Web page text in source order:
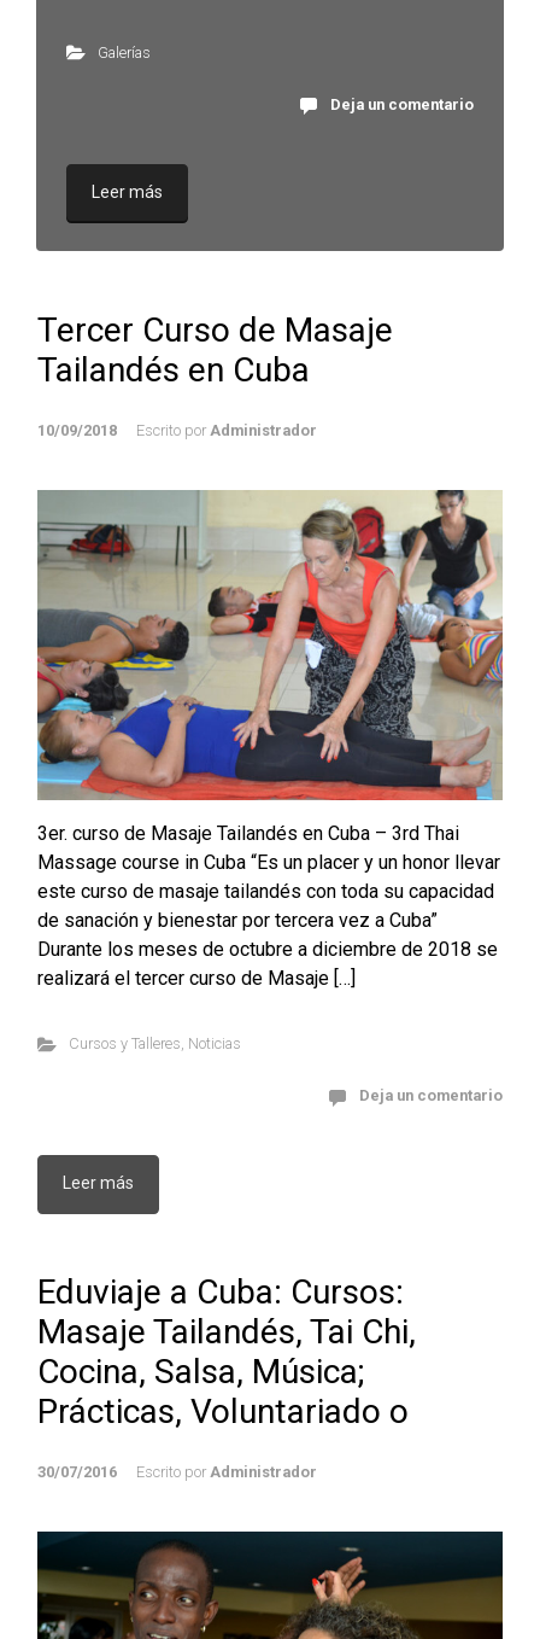
Galerías
Deja un comentario
Leer más
Tercer Curso de Masaje
Tailandés en Cuba
10/09/2018 Escrito por Administrador
3er. curso de Masaje Tailandés en Cuba – 3rd Thai
Massage course in Cuba “Es un placer y un honor llevar
este curso de masaje tailandés con toda su capacidad
de sanación y bienestar por tercera vez a Cuba”
Durante los meses de octubre a diciembre de 2018 se
realizará el tercer curso de Masaje […]
Cursos y Talleres, Noticias
Deja un comentario
Leer más
Eduviaje a Cuba: Cursos:
Masaje Tailandés, Tai Chi,
Cocina, Salsa, Música;
Prácticas, Voluntariado o
30/07/2016 Escrito por Administrador